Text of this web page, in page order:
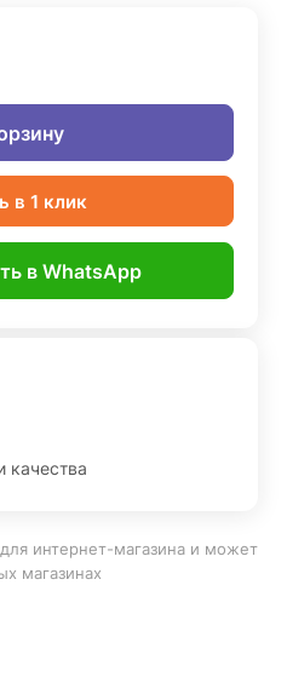
в 1 клик
в WhatsApp
качества
интернет-магазина и может
магазинах